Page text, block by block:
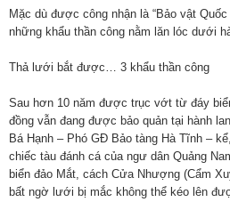
Mặc dù được công nhận là “Bảo vật
những khẩu thần công nằm lăn lóc dưới
Thả lưới bắt được… 3 khẩu thần công
Sau hơn 10 năm được trục vớt từ đáy
đồng vẫn đang được bảo quản tại hành
Bá Hạnh – Phó GĐ Bảo tàng Hà Tĩnh –
chiếc tàu đánh cá của ngư dân Quảng
biển đảo Mắt, cách Cửa Nhượng (Cẩm
bất ngờ lưới bị mắc không thể kéo lên